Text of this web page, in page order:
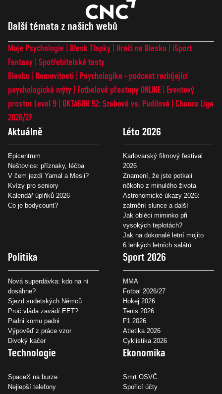
Další témata z našich webů
Moje Psychologie Blesk Tlapky Hráči na Blesku
iSport
Fantasy Spotřebitelské testy
Blesku
Nemovitosti
Psychologika - podcast rozbíjející
psychologické mýty
Fotbalové přestupy ONLINE
Eventový
prostor Level 9 OKTAGON 92: Szabová vs. Pudilová
Chance Liga
2026/27
Aktuálně
Epicentrum
Neštovice: příznaky, léčba
V čem jezdí Yamal a Mesii?
Kvízy pro seniory
Kalendář úplňků 2026
Co je bodycount?
Léto 2026
Karlovarský filmový festival
2026
Znamení, že jste potkali
někoho z minulého života
Astronomické úkazy 2026:
zatmění slunce a další
Jak obléci miminko při
vysokých teplotách?
Jak na dokonalé letní mojito
6 lehkých letních salátů
Politika
Nová superdávka: kdo na ní
dosáhne?
Sjezd sudetských Němců
Proč vláda zavádí EET?
Padni komu padni
Výpověď z práce vzor
Divoký kačer
Sport 2026
MMA
Fotbal 2026/27
Hokej 2026
Tenis 2026
F1 2026
Atletika 2026
Cyklistika 2026
Technologie
SpaceX na burze
Nejlepší telefony
Ekonomika
Smrt OSVČ
Spořicí účty